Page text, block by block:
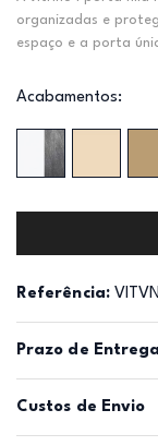
organizadas e
espaço e a porta
Acabamentos:
Referência:
Prazo de
Custos de Envio